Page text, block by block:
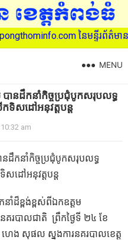
នៃមន្ទីរព័ត៌មាន ខេត្តកំ
MENU
ដឹកនាំកិច្ចប្រជុំបូកសរុបលទ្ធ
ទិសដៅអនុវត្តបន្ត
am
កនាំកិច្ចប្រជុំបូកសរុបលទ្ធ
ដៅអនុវត្តបន្ត
ាំដ៏ខ្ពង់ខ្ពស់ពីឯកឧត្ដម
របាលជាតិ ព្រឹកថ្ងៃទី ២៤ ខែ
េង សុផល ស្នងការនគរបាលខេត្ត